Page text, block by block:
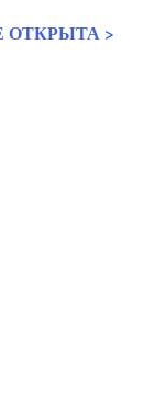
ОТКРЫТА >